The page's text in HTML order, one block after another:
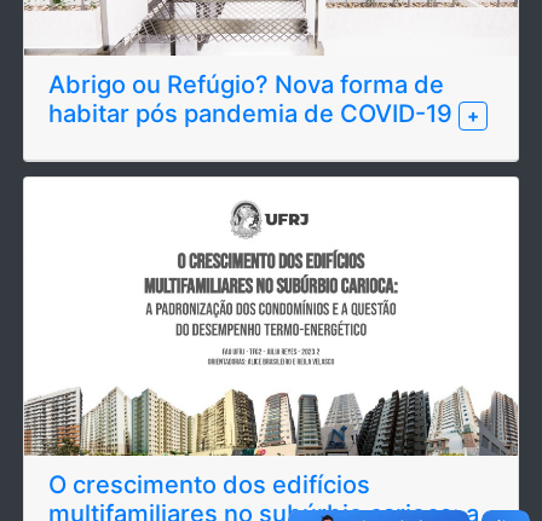
Abrigo ou Refúgio? Nova forma de
habitar pós pandemia de COVID-19
+
O crescimento dos edifícios
multifamiliares no subúrbio carioca: a